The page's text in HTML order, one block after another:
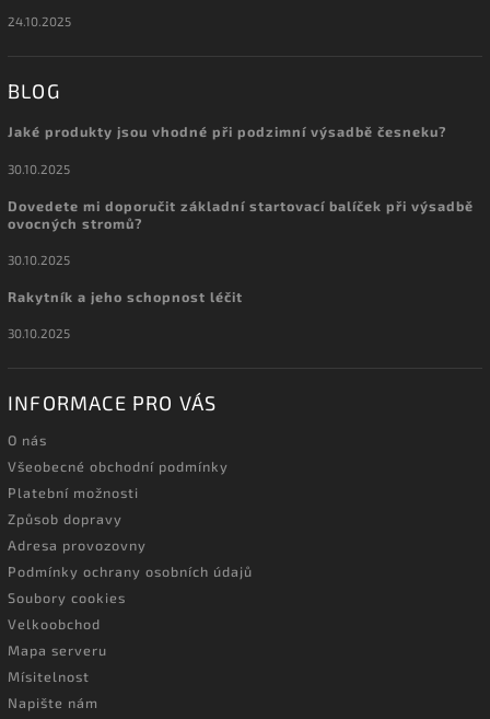
24.10.2025
BLOG
Jaké produkty jsou vhodné při podzimní výsadbě česneku?
30.10.2025
Dovedete mi doporučit základní startovací balíček při výsadbě
ovocných stromů?
30.10.2025
Rakytník a jeho schopnost léčit
30.10.2025
INFORMACE PRO VÁS
O nás
Všeobecné obchodní podmínky
Platební možnosti
Způsob dopravy
Adresa provozovny
Podmínky ochrany osobních údajů
Soubory cookies
Velkoobchod
Mapa serveru
Mísitelnost
Napište nám